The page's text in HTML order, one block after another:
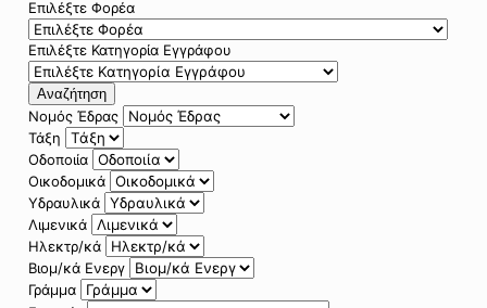
Επιλέξτε Φορέα
Επιλέξτε Κατηγορία Εγγράφου
Αναζήτηση
Νομός Έδρας
Τάξη
Οδοποιία
Οικοδομικά
Υδραυλικά
Λιμενικά
Ηλεκτρ/κά
Βιομ/κά Ενεργ
Γράμμα